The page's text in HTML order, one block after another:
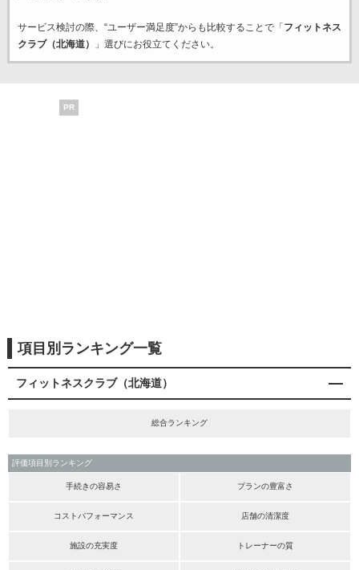
サービス検討の際、“ユーザー満足度”からも比較することで「 フィットネス
クラブ（北海道）
」選びにお役立てください。
PR
項目別ランキング一覧
フィットネスクラブ（北海道）
総合ランキング
評価項目別ランキング
手続きの容易さ プランの豊富さ
コストパフォーマンス 店舗の清潔度
施設の充実度 トレーナーの質